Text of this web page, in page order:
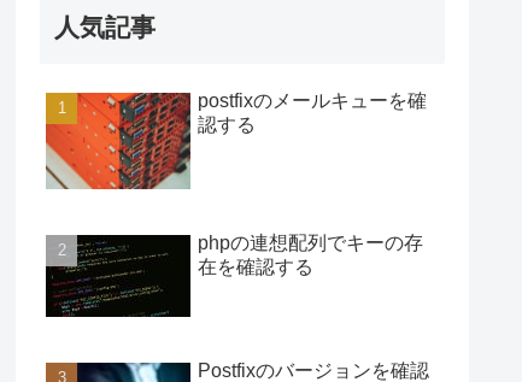
人気記事
postfixのメールキューを確
認する
phpの連想配列でキーの存
在を確認する
Postfixのバージョンを確認